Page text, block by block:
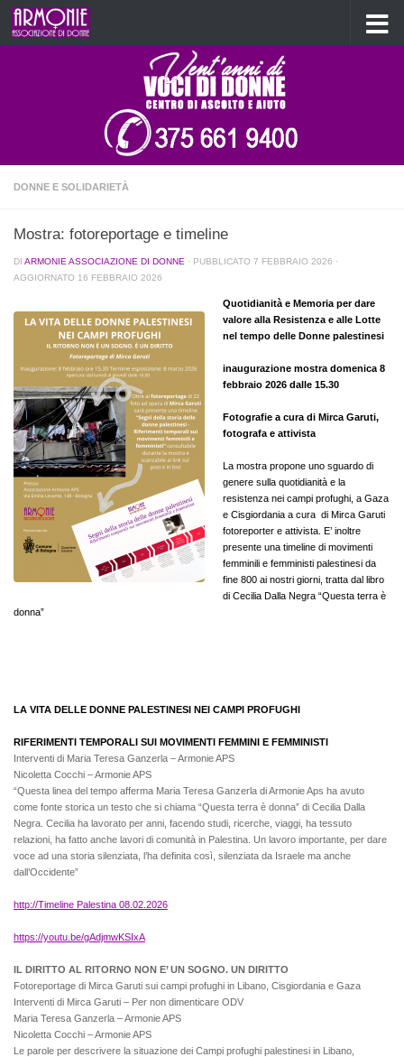
Salta al contenuto
DONNE E SOLIDARIETÀ
Mostra: fotoreportage e timeline
DI ARMONIE ASSOCIAZIONE DI DONNE · PUBBLICATO 7 FEBBRAIO 2026 ·
AGGIORNATO 16 FEBBRAIO 2026
Quotidianità e Memoria per dare
valore alla Resistenza e alle Lotte
nel tempo delle Donne palestinesi
inaugurazione mostra domenica 8
febbraio 2026 dalle 15.30
Fotografie a cura di Mirca Garuti,
fotografa e attivista
La mostra propone uno sguardo di
genere sulla quotidianità e la
resistenza nei campi profughi, a Gaza
e Cisgiordania a cura di Mirca Garuti
fotoreporter e attivista. E’ inoltre
presente una timeline di movimenti
femminili e femministi palestinesi da
fine 800 ai nostri giorni, tratta dal libro
di Cecilia Dalla Negra “Questa terra è
donna”
LA VITA DELLE DONNE PALESTINESI NEI CAMPI PROFUGHI
RIFERIMENTI TEMPORALI SUI MOVIMENTI FEMMINI E FEMMINISTI
Interventi di Maria Teresa Ganzerla – Armonie APS
Nicoletta Cocchi – Armonie APS
“Questa linea del tempo afferma Maria Teresa Ganzerla di Armonie Aps ha avuto
come fonte storica un testo che si chiama “Questa terra è donna” di Cecilia Dalla
Negra. Cecilia ha lavorato per anni, facendo studi, ricerche, viaggi, ha tessuto
relazioni, ha fatto anche lavori di comunità in Palestina. Un lavoro importante, per dare
voce ad una storia silenziata, l’ha definita così, silenziata da Israele ma anche
dall’Occidente”
http://Timeline Palestina 08.02.2026
https://youtu.be/gAdjmwKSIxA
IL DIRITTO AL RITORNO NON E’ UN SOGNO. UN DIRITTO
Fotoreportage di Mirca Garuti sui campi profughi in Libano, Cisgiordania e Gaza
Interventi di Mirca Garuti – Per non dimenticare ODV
Maria Teresa Ganzerla – Armonie APS
Nicoletta Cocchi – Armonie APS
Le parole per descrivere la situazione dei Campi profughi palestinesi in Libano,